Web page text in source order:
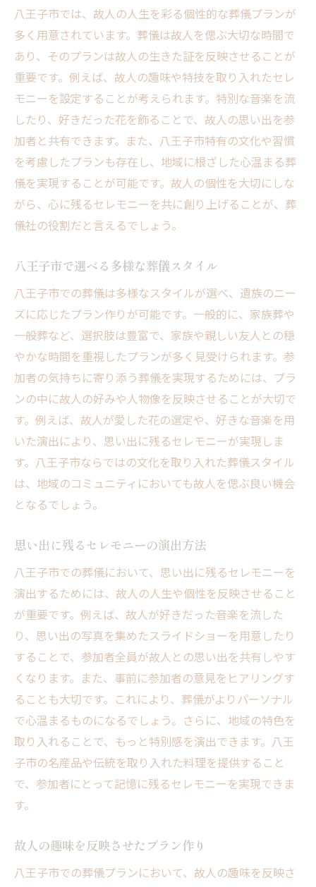
八王子市では、故人の人生を彩る個性的な葬儀プランが
多く用意されています。葬儀は故人を偲ぶ大切な時間で
あり、そのプランは故人の生きた証を反映させることが
重要です。例えば、故人の趣味や特技を取り入れたセレ
モニーを設定することが考えられます。特別な音楽を流
したり、好きだった花を飾ることで、故人の思い出を参
加者と共有できます。また、八王子市特有の文化や習慣
を考慮したプランも存在し、地域に根ざした心温まる葬
儀を実現することが可能です。故人の個性を大切にしな
がら、心に残るセレモニーを共に創り上げることが、葬
儀社の役割だと言えるでしょう。
八王子市で選べる多様な葬儀スタイル
八王子市での葬儀は多様なスタイルが選べ、遺族のニー
ズに応じたプラン作りが可能です。一般的に、家族葬や
一般葬など、選択肢は豊富で、家族や親しい友人との穏
やかな時間を重視したプランが多く見受けられます。参
加者の気持ちに寄り添う葬儀を実現するためには、プラ
ンの中に故人の好みや人物像を反映させることが大切で
す。例えば、故人が愛した花の選定や、好きな音楽を用
いた演出により、思い出に残るセレモニーが実現しま
す。八王子市ならではの文化を取り入れた葬儀スタイル
は、地域のコミュニティにおいても故人を偲ぶ良い機会
となるでしょう。
思い出に残るセレモニーの演出方法
八王子市での葬儀において、思い出に残るセレモニーを
演出するためには、故人の人生や個性を反映させること
が重要です。例えば、故人が好きだった音楽を流した
り、思い出の写真を集めたスライドショーを用意したり
することで、参加者全員が故人との思い出を共有しやす
くなります。また、事前に参加者の意見をヒアリングす
ることも大切です。これにより、葬儀がよりパーソナル
で心温まるものになるでしょう。さらに、地域の特色を
取り入れることで、もっと特別感を演出できます。八王
子市の名産品や伝統を取り入れた料理を提供すること
で、参加者にとって記憶に残るセレモニーを実現できま
す。
故人の趣味を反映させたプラン作り
八王子市での葬儀プランにおいて、故人の趣味を反映さ